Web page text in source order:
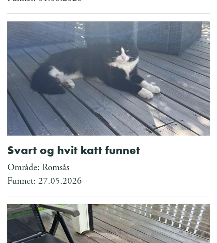
Svart og hvit katt funnet
Område: Romsås
Funnet: 27.05.2026